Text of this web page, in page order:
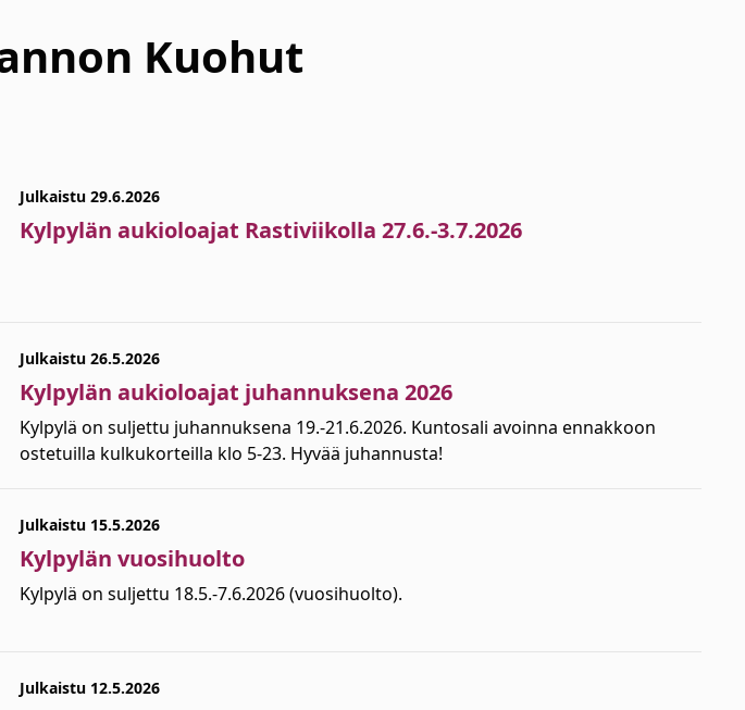
Kuohut
Julkaistu 29.6.2026
Kylpylän aukioloajat Rastiviikolla 27.6.-3.7.2026
Julkaistu 26.5.2026
Kylpylän aukioloajat juhannuksena 2026
Kylpylä on suljettu juhannuksena 19.-21.6.2026. Kuntosali avoinna ennakkoon
ostetuilla kulkukorteilla klo 5-23. Hyvää juhannusta!
Julkaistu 15.5.2026
Kylpylän vuosihuolto
Kylpylä on suljettu 18.5.-7.6.2026 (vuosihuolto).
Julkaistu 12.5.2026